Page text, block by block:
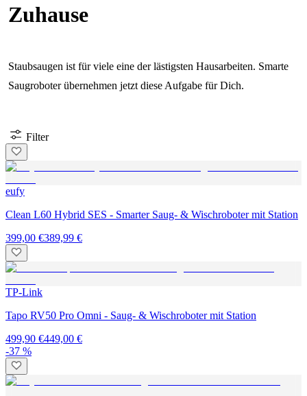
Zuhause
Staubsaugen ist für viele eine der lästigsten Hausarbeiten. Smarte
Saugroboter übernehmen jetzt diese Aufgabe für Dich.
Filter
eufy
Clean L60 Hybrid SES - Smarter Saug- & Wischroboter mit Station
399,00 €389,99 €
TP-Link
Tapo RV50 Pro Omni - Saug- & Wischroboter mit Station
499,90 €449,00 €
-37 %